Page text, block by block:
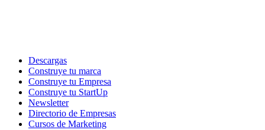
Descargas
Construye tu marca
Construye tu Empresa
Construye tu StartUp
Newsletter
Directorio de Empresas
Cursos de Marketing